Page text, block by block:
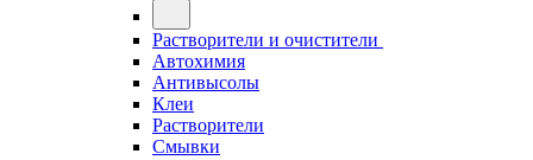
Растворители и очистители
Автохимия
Антивысолы
Клеи
Растворители
Смывки